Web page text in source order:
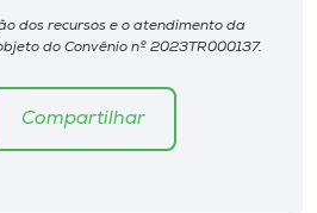
dos recursos e o atendimento da
do Convênio nº 2023TR000137.
Compartilhar